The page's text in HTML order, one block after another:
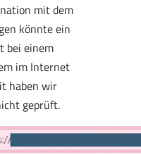
mit dem
könnte ein
bei einem
im Internet
haben wir
geprüft.